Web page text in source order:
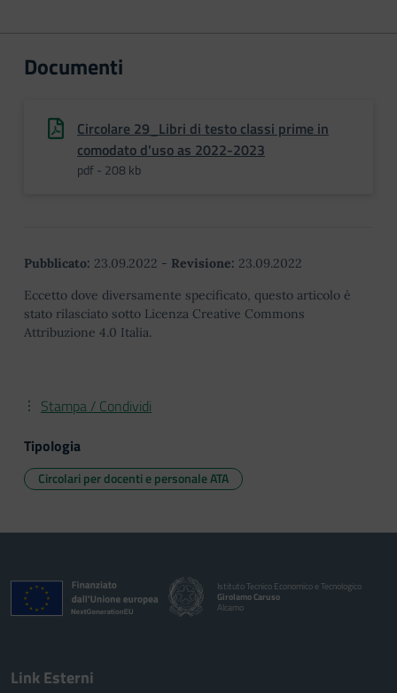
Documenti
Circolare 29_Libri di testo classi prime in
comodato d'uso as 2022-2023
pdf - 208 kb
Pubblicato: 23.09.2022 - Revisione: 23.09.2022
Eccetto dove diversamente specificato, questo articolo è
stato rilasciato sotto Licenza Creative Commons
Attribuzione 4.0 Italia.
Stampa / Condividi
Tipologia
Circolari per docenti e personale ATA
Istituto Tecnico Economico e Tecnologico
Girolamo Caruso
Alcamo
Link Esterni